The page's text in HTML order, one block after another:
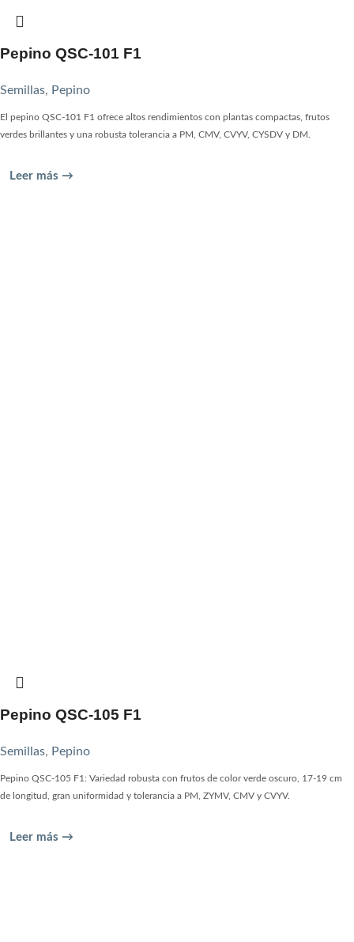
Pepino QSC-101 F1
Semillas, Pepino
El pepino QSC-101 F1 ofrece altos rendimientos con plantas compactas, frutos
verdes brillantes y una robusta tolerancia a PM, CMV, CVYV, CYSDV y DM.
Leer más →
Pepino QSC-105 F1
Semillas, Pepino
Pepino QSC-105 F1: Variedad robusta con frutos de color verde oscuro, 17-19 cm
de longitud, gran uniformidad y tolerancia a PM, ZYMV, CMV y CVYV.
Leer más →